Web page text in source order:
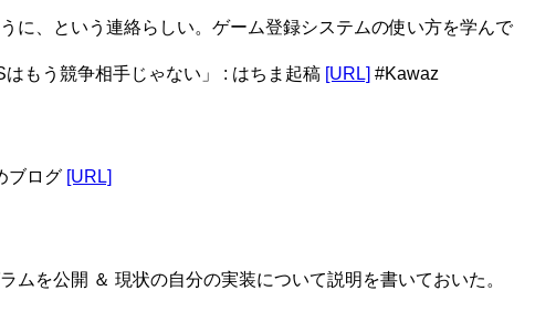
に、という連絡らしい。ゲーム登録システムの使い方を学んで
もう競争相手じゃない」 : はちま起稿 [URL] #Kawaz
ブログ [URL]
を公開 ＆ 現状の自分の実装について説明を書いておいた。